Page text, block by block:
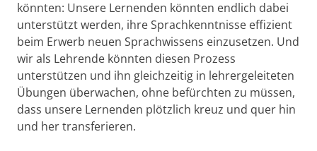
könnten: Unsere Lernenden könnten endlich dabei
unterstützt werden, ihre Sprachkenntnisse effizient
beim Erwerb neuen Sprachwissens einzusetzen. Und
wir als Lehrende könnten diesen Prozess
unterstützen und ihn gleichzeitig in lehrergeleiteten
Übungen überwachen, ohne befürchten zu müssen,
dass unsere Lernenden plötzlich kreuz und quer hin
und her transferieren.